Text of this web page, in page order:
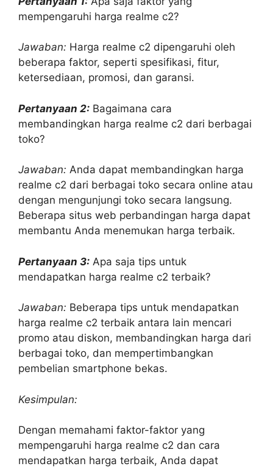
mempengaruhi harga realme c2?
Jawaban: Harga realme c2 dipengaruhi oleh
beberapa faktor, seperti spesifikasi, fitur,
ketersediaan, promosi, dan garansi.
Pertanyaan 2: Bagaimana cara
membandingkan harga realme c2 dari berbagai
toko?
Jawaban: Anda dapat membandingkan harga
realme c2 dari berbagai toko secara online atau
dengan mengunjungi toko secara langsung.
Beberapa situs web perbandingan harga dapat
membantu Anda menemukan harga terbaik.
Pertanyaan 3: Apa saja tips untuk
mendapatkan harga realme c2 terbaik?
Jawaban: Beberapa tips untuk mendapatkan
harga realme c2 terbaik antara lain mencari
promo atau diskon, membandingkan harga dari
berbagai toko, dan mempertimbangkan
pembelian smartphone bekas.
Kesimpulan:
Dengan memahami faktor-faktor yang
mempengaruhi harga realme c2 dan cara
mendapatkan harga terbaik, Anda dapat